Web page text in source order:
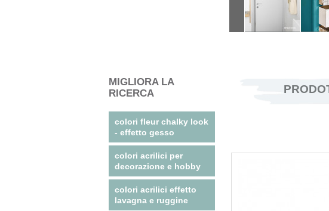
MIGLIORA LA
RICERCA
colori fleur chalky look
- effetto gesso
colori acrilici per
decorazione e hobby
colori acrilici effetto
lavagna e ruggine